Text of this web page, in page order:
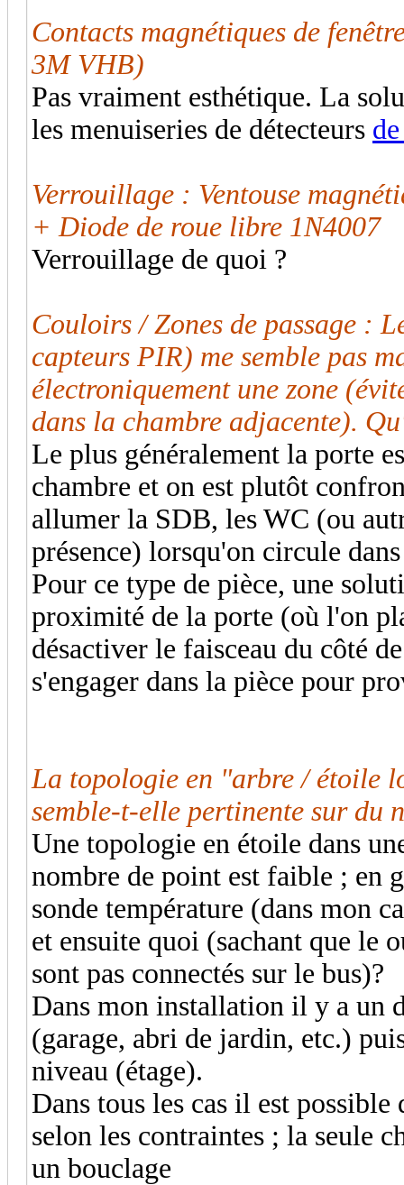
Contacts magnétiques de
3M VHB)
Pas vraiment esthétique. La
les menuiseries de détecteurs
Verrouillage : Ventouse
+ Diode de roue libre 1N4007
Verrouillage de quoi ?
Couloirs / Zones de passage :
capteurs PIR) me semble pas
électroniquement une zone
dans la chambre adjacente).
Le plus généralement la porte
chambre et on est plutôt
allumer la SDB, les WC (ou
présence) lorsqu'on circule
Pour ce type de pièce, une
proximité de la porte (où l'on
désactiver le faisceau du côté
s'engager dans la pièce pour
La topologie en "arbre / étoile
semble-t-elle pertinente sur du
Une topologie en étoile dans
nombre de point est faible ; en
sonde température (dans mon
et ensuite quoi (sachant que le
sont pas connectés sur le bus)?
Dans mon installation il y a un
(garage, abri de jardin, etc.)
niveau (étage).
Dans tous les cas il est
selon les contraintes ; la seule
un bouclage